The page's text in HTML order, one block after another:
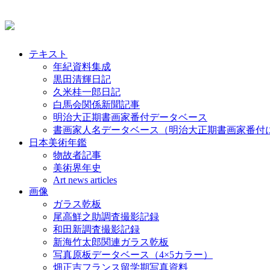
テキスト
年紀資料集成
黒田清輝日記
久米桂一郎日記
白馬会関係新聞記事
明治大正期書画家番付データベース
書画家人名データベース（明治大正期書画家番付
日本美術年鑑
物故者記事
美術界年史
Art news articles
画像
ガラス乾板
尾高鮮之助調査撮影記録
和田新調査撮影記録
新海竹太郎関連ガラス乾板
写真原板データベース（4×5カラー）
畑正吉フランス留学期写真資料